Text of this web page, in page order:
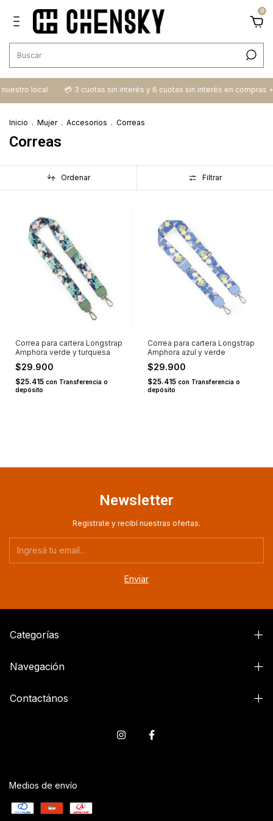
0
local 💳​ 3 cuotas sin interés y 6 cuotas sin interés en compras
Inicio . Mujer . Accesorios . Correas
Correas
Ordenar Filtrar
Correa para cartera Longstrap
Amphora verde y turquesa
$29.900
$25.415 con Transferencia o
depósito
Correa para cartera Longstrap
Amphora azul y verde
$29.900
$25.415 con Transferencia o
depósito
Newsletter
Registrate y recibí nuestras ofertas.
Categorías
Navegación
Contactános
Medios de envío